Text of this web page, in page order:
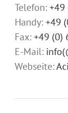
Telefon:+49
Handy:+49
Fax:+49 (0)
E-Mail:
Webseite: